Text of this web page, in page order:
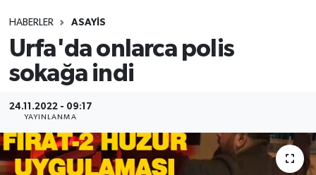
HABERLER ASAYİS
Urfa'da onlarca polis
sokağa indi
24.11.2022 - 09:17
YAYINLANMA
Gündem
Kültür
Magazin
Tüm Manşetler
Son Dakika Haberleri
Haber Arşivi